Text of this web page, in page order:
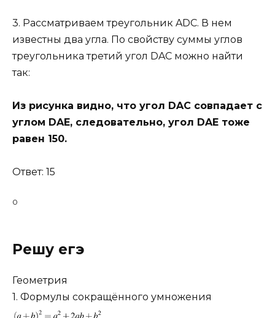
3. Рассматриваем треугольник ADC. В нем
известны два угла. По свойству суммы углов
треугольника третий угол DAC можно найти
так:
Из рисунка видно, что угол DAC совпадает с
углом DAE, следовательно, угол DAE тоже
равен 150.
Ответ: 15
0
Решу егэ
Геометрия
1. Формулы сокращённого умножения